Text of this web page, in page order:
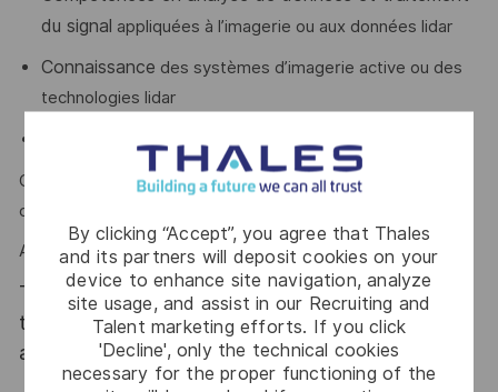
By clicking “Accept”, you agree that Thales
and its partners will deposit cookies on your
device to enhance site navigation, analyze
site usage, and assist in our Recruiting and
Talent marketing efforts. If you click
'Decline', only the technical cookies
necessary for the proper functioning of the
du signal appliquées à l’imagerie ou aux données lidar
Connaissance des systèmes d’imagerie active ou des
technologies lidar
Anglais (niveau C1 attendu)
Curiosité, esprit d’équipe, rigueur et sens de la
communication sont des atouts que l'on vous reconnait ?
Alors ce poste est fait pour vous !
Thales, entreprise Handi-Engagée, reconnait
tous les talents. La diversité est notre meilleur
atout. Postulez et rejoignez nous !